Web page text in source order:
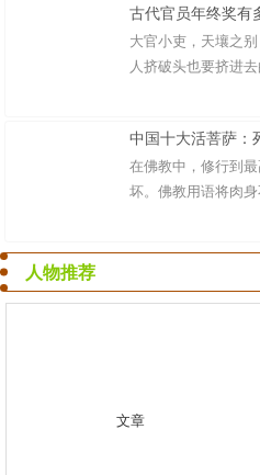
古代官员年终奖有
大官小吏，天壤之
人挤破头也要挤进
中国十大活菩萨：
在佛教中，修行到
坏。佛教用语将肉
人物推荐
文章